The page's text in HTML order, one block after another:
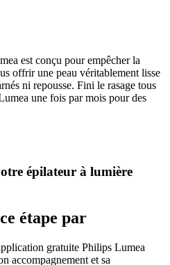
est conçu pour empêcher la
offrir une peau véritablement lisse
ni repousse. Fini le rasage tous
une fois par mois pour des
épilateur à lumière
étape par
gratuite Philips Lumea
accompagnement et sa